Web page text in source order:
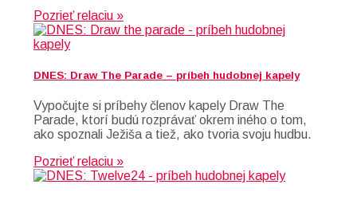
Pozrieť relaciu »
DNES: Draw The Parade – príbeh hudobnej kapely
Vypočujte si príbehy členov kapely Draw The
Parade, ktorí budú rozprávať okrem iného o tom,
ako spoznali Ježiša a tiež, ako tvoria svoju hudbu.
Pozrieť relaciu »